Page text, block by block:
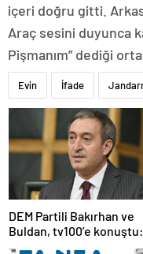
içeri doğru gitti.
Araç sesini duyunca
Pişmanım” dediği
Evin İfade
DEM Partili Bakırhan ve
Buldan, tv100’e
ne zaman kendini